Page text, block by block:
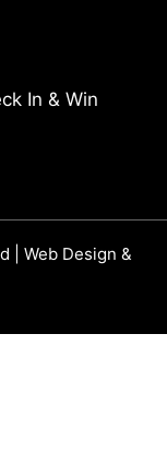
In & Win
| Web Design &